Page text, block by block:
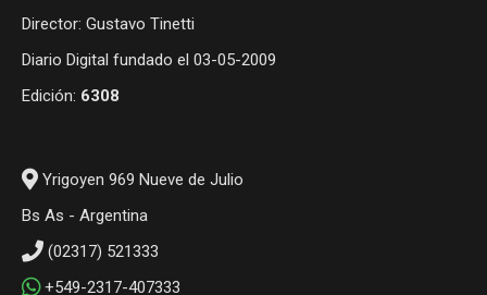
Director: Gustavo Tinetti
Diario Digital fundado el 03-05-2009
Edición: 6308
Yrigoyen 969 Nueve de Julio
Bs As - Argentina
(02317) 521333
+549-2317-407333